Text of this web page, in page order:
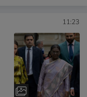
11:23